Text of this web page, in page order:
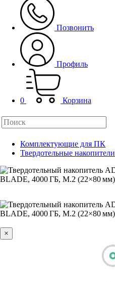
Позвонить
Профиль
0 Корзина
Комплектующие для ПК
Твердотельные накопители
×